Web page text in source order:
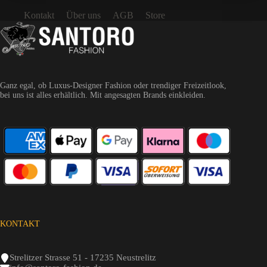
Kontakt Über uns AGB Store
Ganz egal, ob Luxus-Designer Fashion oder trendiger Freizeitlook,
bei uns ist alles erhältlich. Mit angesagten Brands einkleiden.
KONTAKT
Strelitzer Strasse 51 - 17235 Neustrelitz